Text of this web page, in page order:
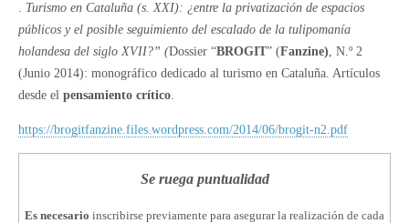
. Turismo en Cataluña (s. XXI): ¿entre la privatización de espacios
públicos y el posible seguimiento del escalado de la tulipomanía
holandesa del siglo XVII?” (Dossier “BROGIT” (Fanzine), N.º 2
(Junio 2014): monográfico dedicado al turismo en Cataluña. Artículos
desde el pensamiento crítico.
https://brogitfanzine.files.wordpress.com/2014/06/brogit-n2.pdf
Se ruega puntualidad
Es necesario inscribirse previamente para asegurar la realización de cada